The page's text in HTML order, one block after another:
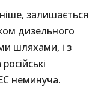
залишається
дизельного
шляхами, і з
неминуча.